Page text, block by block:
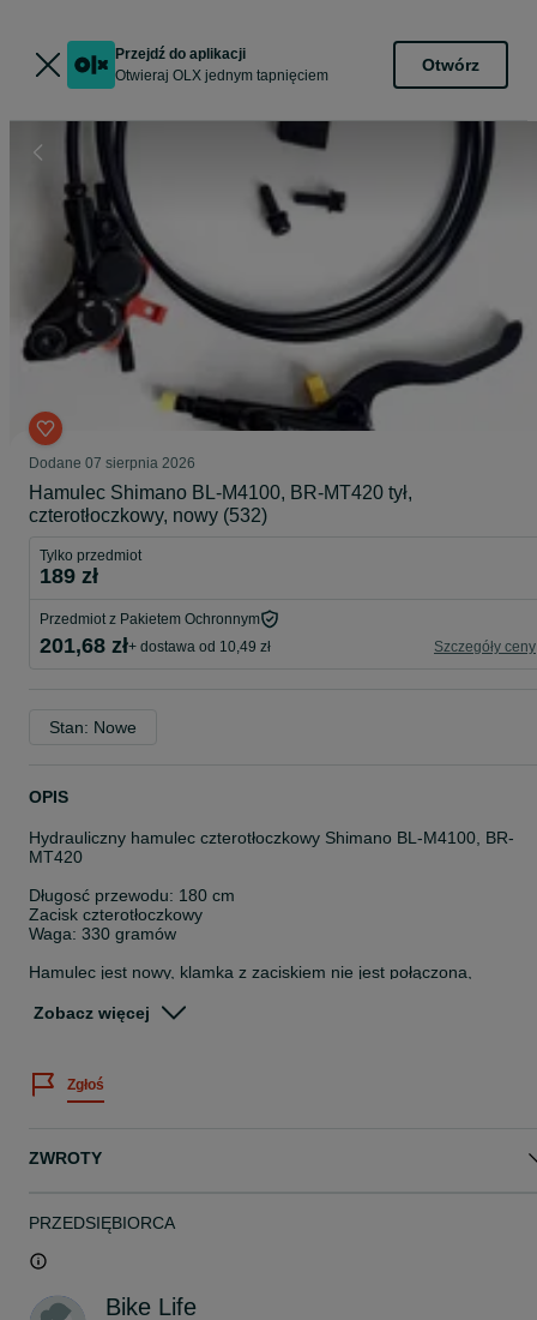
Przejdź do aplikacji
Otwieraj OLX jednym tapnięciem
Otwórz
Dodane 07 sierpnia 2026
Hamulec Shimano BL-M4100, BR-MT420 tył,
czterotłoczkowy, nowy (532)
Tylko przedmiot
189 zł
Przedmiot z Pakietem Ochronnym
201,68 zł+ dostawa od 10,49 zł Szczegóły ceny
Stan: Nowe
OPIS
Hydrauliczny hamulec czterotłoczkowy Shimano BL-M4100, BR-
MT420
Długosć przewodu: 180 cm
Zacisk czterotłoczkowy
Waga: 330 gramów
Hamulec jest nowy, klamka z zaciskiem nie jest połączona,
- DPD z płatnością u kuriera (z możliwością sprawdzenia paczki
kurierze)
- - - - Dane do faktury proszę napisać przed zakupem w
- - - - Faktura Vat oferowana przez OLX podczas zakupu z
przedmiotu. Serwis OLX nie przekazuje mi tych danych - - - -
Zobacz więcej
Zgłoś
ZWROTY
PRZEDSIĘBIORCA
Bike Life